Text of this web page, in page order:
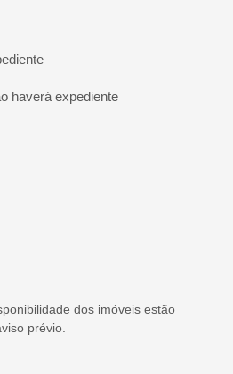
haverá expediente
dos imóveis estão
prévio.